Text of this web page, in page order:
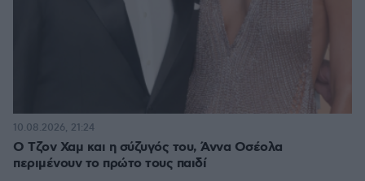
Ο Τζον Χαμ και η σύζυγός του, Άννα Οσέολα
περιμένουν το πρώτο τους παιδί
10.08.2026, 21:24